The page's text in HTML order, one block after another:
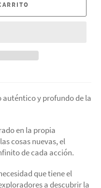
auténtico y profundo de la
en la propia
cosas nuevas, el
de cada acción.
que tiene el
a descubrir la